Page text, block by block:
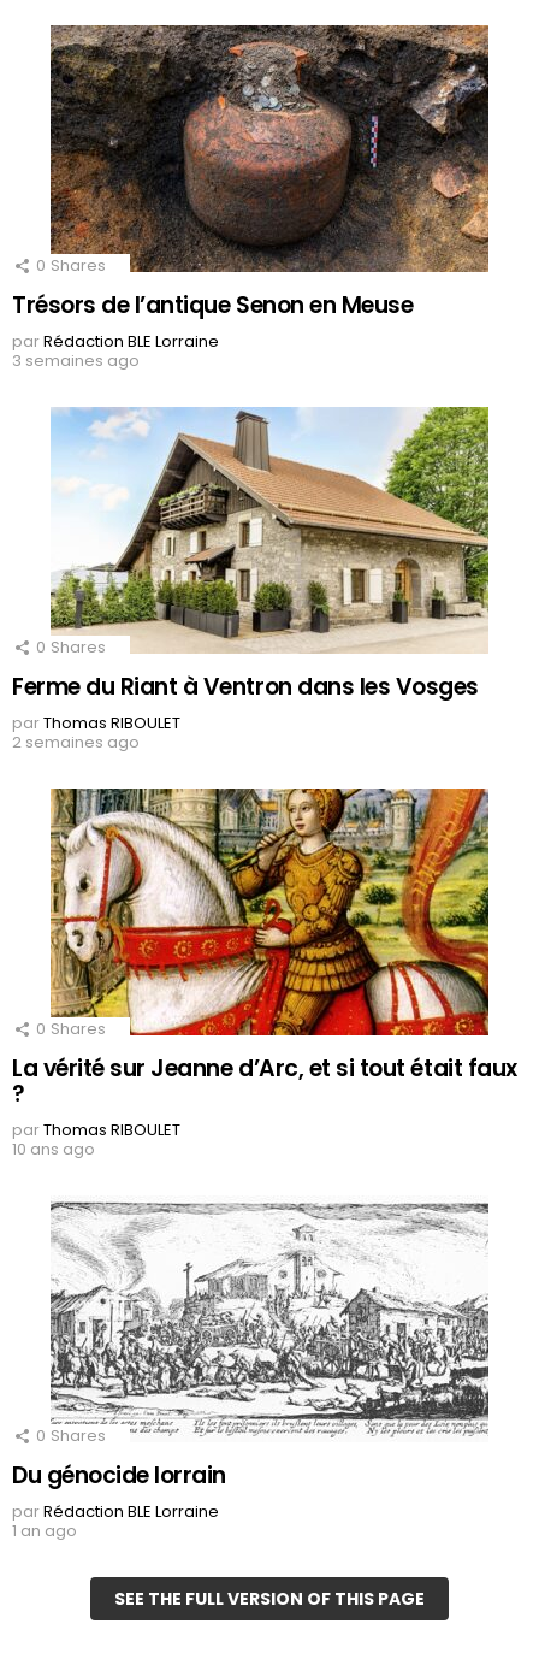
0 Shares
Trésors de l’antique Senon en Meuse
parRédaction BLE Lorraine
3 semaines ago
0 Shares
Ferme du Riant à Ventron dans les Vosges
parThomas RIBOULET
2 semaines ago
0 Shares
La vérité sur Jeanne d’Arc, et si tout était faux
?
parThomas RIBOULET
10 ans ago
0 Shares
Du génocide lorrain
parRédaction BLE Lorraine
1 an ago
SEE THE FULL VERSION OF THIS PAGE